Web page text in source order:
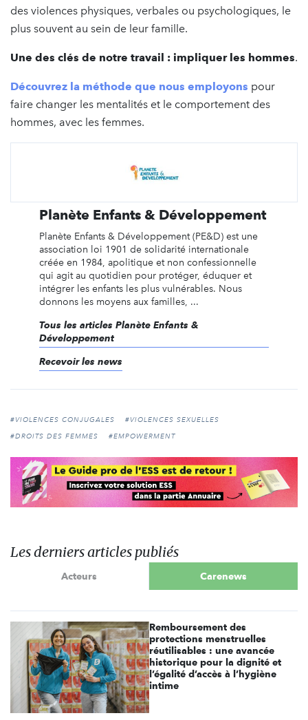
des violences physiques, verbales ou psychologiques, le
plus souvent au sein de leur famille.
Une des clés de notre travail : impliquer les hommes.
Découvrez la méthode que nous employons pour
faire changer les mentalités et le comportement des
hommes, avec les femmes.
Planète Enfants & Développement
Planète Enfants & Développement (PE&D) est une
association loi 1901 de solidarité internationale
créée en 1984, apolitique et non confessionnelle
qui agit au quotidien pour protéger, éduquer et
intégrer les enfants les plus vulnérables. Nous
donnons les moyens aux familles, ...
Tous les articles Planète Enfants &
Développement
Recevoir les news
#VIOLENCES CONJUGALES
#VIOLENCES SEXUELLES
#DROITS DES FEMMES
#EMPOWERMENT
Les derniers articles publiés
Acteurs Carenews
Remboursement des
protections menstruelles
réutilisables : une avancée
historique pour la dignité et
l’égalité d’accès à l’hygiène
intime